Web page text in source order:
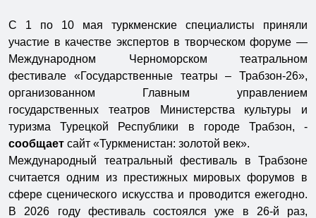
С 1 по 10 мая туркменские специалисты приняли
участие в качестве экспертов в творческом форуме —
Международном Черноморском театральном
фестивале «Государственные театры – Трабзон-26»,
организованном Главным управлением
государственных театров Министерства культуры и
туризма Турецкой Республики в городе Трабзон, -
сообщает сайт «Туркменистан: золотой век».
Международный театральный фестиваль в Трабзоне
считается одним из престижных мировых форумов в
сфере сценического искусства и проводится ежегодно.
В 2026 году фестиваль состоялся уже в 26-й раз,